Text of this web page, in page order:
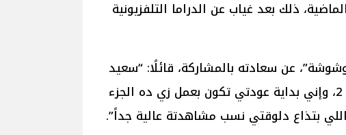
ذلك بعد غياب عن الدراما التلفزيونية
عن سعادته بالمشاركة، قائلًا: “سعيد
جداً، إني ابتديت تصوير وتر حساس 2، وإني بداية عودتي تكون بعمل زي ده الجزء
اللي بتذاع دلوقتي نسب مشاهدتة عالية جداً”.